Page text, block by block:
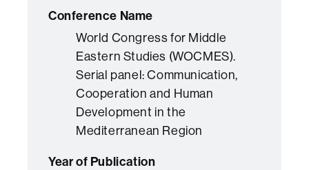
Conference Name
World Congress for Middle
Eastern Studies (WOCMES).
Serial panel: Communication,
Cooperation and Human
Development in the
Mediterranean Region
Year of Publication